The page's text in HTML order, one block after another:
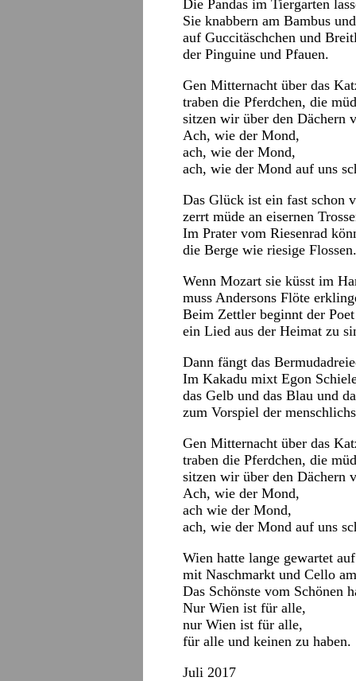
Die Pandas im Tiergarten
Sie knabbern am Bambus
auf Guccitäschchen und
der Pinguine und Pfauen.
Gen Mitternacht über das
traben die Pferdchen, die
sitzen wir über den Dächern
Ach, wie der Mond,
ach, wie der Mond,
ach, wie der Mond auf uns
Das Glück ist ein fast schon
zerrt müde an eisernen
Im Prater vom Riesenrad
die Berge wie riesige Flossen.
Wenn Mozart sie küsst im
muss Andersons Flöte
Beim Zettler beginnt der
ein Lied aus der Heimat zu
Dann fängt das
Im Kakadu mixt Egon
das Gelb und das Blau und
zum Vorspiel der
Gen Mitternacht über das
traben die Pferdchen, die
sitzen wir über den Dächern
Ach, wie der Mond,
ach wie der Mond,
ach, wie der Mond auf uns
Wien hatte lange gewartet
mit Naschmarkt und Cello
Das Schönste vom Schönen
Nur Wien ist für alle,
nur Wien ist für alle,
für alle und keinen zu haben.
Juli 2017